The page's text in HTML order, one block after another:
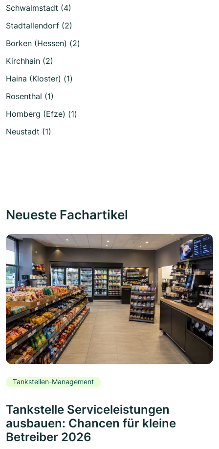
Schwalmstadt (4)
Stadtallendorf (2)
Borken (Hessen) (2)
Kirchhain (2)
Haina (Kloster) (1)
Rosenthal (1)
Homberg (Efze) (1)
Neustadt (1)
Neueste Fachartikel
Tankstellen-Management
Tankstelle Serviceleistungen
ausbauen: Chancen für kleine
Betreiber 2026